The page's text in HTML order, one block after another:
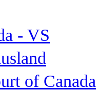
- VS
of Canada